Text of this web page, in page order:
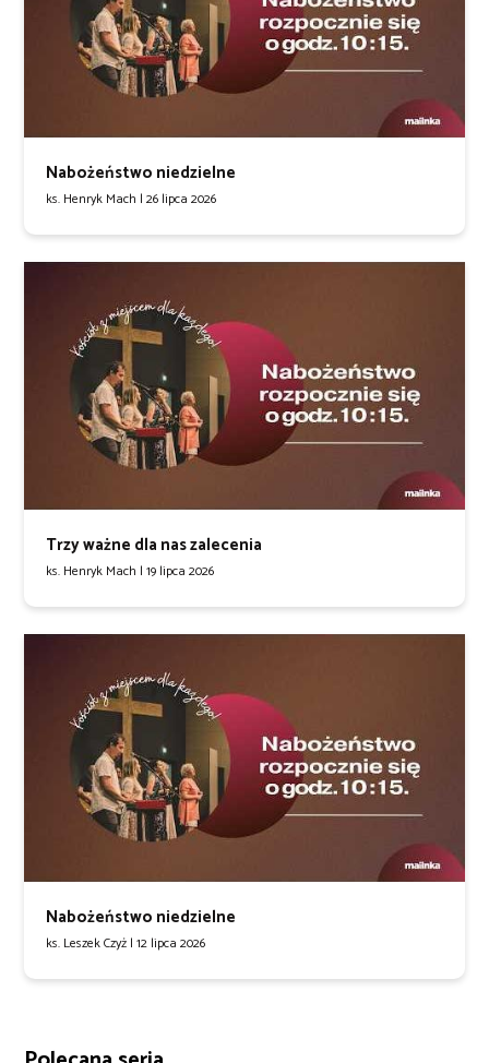
Nabożeństwo niedzielne
ks. Henryk Mach | 26 lipca 2026
Trzy ważne dla nas zalecenia
ks. Henryk Mach | 19 lipca 2026
Nabożeństwo niedzielne
ks. Leszek Czyż | 12 lipca 2026